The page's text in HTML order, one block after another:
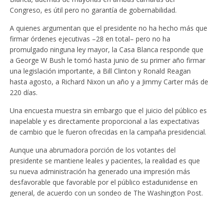
Congreso, es útil pero no garantía de gobernabilidad.
A quienes argumentan que el presidente no ha hecho más que
firmar órdenes ejecutivas –28 en total– pero no ha
promulgado ninguna ley mayor, la Casa Blanca responde que
a George W Bush le tomó hasta junio de su primer año firmar
una legislación importante, a Bill Clinton y Ronald Reagan
hasta agosto, a Richard Nixon un año y a Jimmy Carter más de
220 días.
Una encuesta muestra sin embargo que el juicio del público es
inapelable y es directamente proporcional a las expectativas
de cambio que le fueron ofrecidas en la campaña presidencial.
Aunque una abrumadora porción de los votantes del
presidente se mantiene leales y pacientes, la realidad es que
su nueva administración ha generado una impresión más
desfavorable que favorable por el público estadunidense en
general, de acuerdo con un sondeo de The Washington Post.